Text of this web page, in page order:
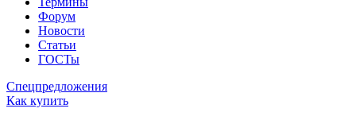
Форум
Новости
Статьи
ГОСТы
Спецпредложения
Как купить